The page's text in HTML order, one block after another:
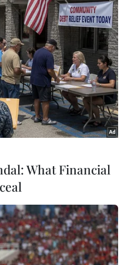
Cơtu, không chỉ
thần linh, không
tổ chức nhiều lễ hội
như lễ ăn mừng lúa
em giữa hai làng
What Financial